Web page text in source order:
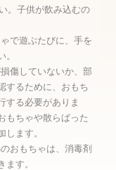
。子供が飲み込むの
で遊ぶたびに、手を
傷していないか、部
するために、おもち
する必要がありま
もちゃや散らばった
ます。
おもちゃは、消毒剤
す。